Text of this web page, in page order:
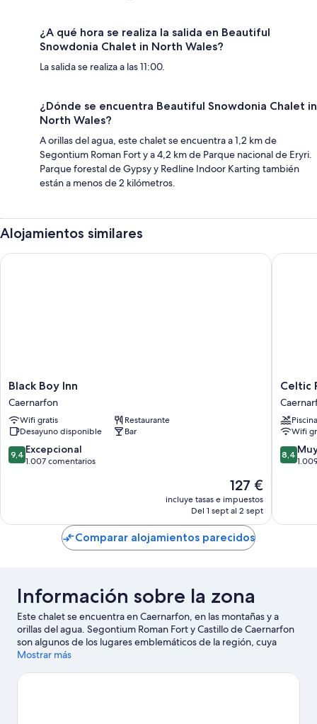
¿A qué hora se realiza la salida en Beautiful
Snowdonia Chalet in North Wales?
La salida se realiza a las 11:00.
¿Dónde se encuentra Beautiful Snowdonia Chalet in
North Wales?
A orillas del agua, este chalet se encuentra a 1,2 km de
Segontium Roman Fort y a 4,2 km de Parque nacional de Eryri.
Parque forestal de Gypsy y Redline Indoor Karting también
están a menos de 2 kilómetros.
Alojamientos similares
Black
Boy
Inn
Caernarfon
Black Boy Inn
Caernarfon
Wifi gratis
Restaurante
Desayuno disponible
Bar
9.4
sobre
9,4 Excepcional
1.007 comentarios
El
precio
actual
de
127 €
127 €
incluye tasas e impuestos
Del 1 sept al 2 sept
Black Boy Inn
Celtic
Royal
Hotel
&
Spa
Celtic
Piscina
Wifi
8.4
sobre
8,4
Celtic
Comparar alojamientos parecidos
Información sobre la zona
Este chalet se encuentra en Caernarfon, en las montañas y a
orillas del agua. Segontium Roman Fort y Castillo de Caernarfon
son algunos de los lugares emblemáticos de la región, cuya
belleza natural puedes admirar en Parque nacional de Eryri y
también merecen la pena.
Mostrar más